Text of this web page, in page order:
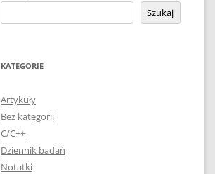
Szukaj
KATEGORIE
Artykuły
Bez kategorii
C/C++
Dziennik badań
Notatki